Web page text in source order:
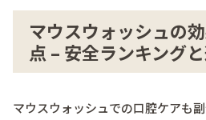
マウスウォッシュの
点 – 安全ランキング
マウスウォッシュでの口腔ケアも